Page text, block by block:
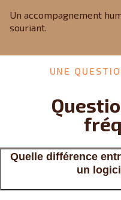
Un accompagnement
souriant.
UNE
Quelle différence
un